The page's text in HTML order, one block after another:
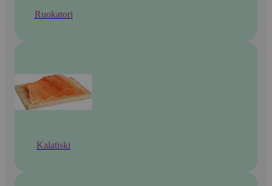
Ruokatori
Kalatiski